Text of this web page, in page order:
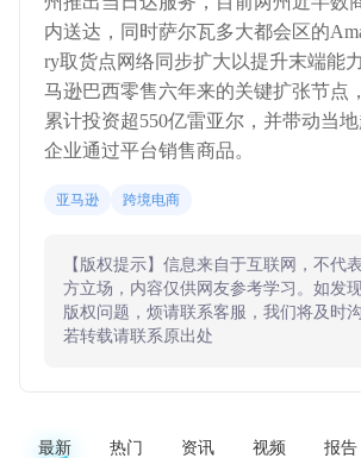
内送达，同时萨尔瓦多大都会区的
ry取货点网络同步扩大以提升末端能
马逊巴西零售六年来的关键扩张节点
累计投资超550亿雷亚尔，并带动当
企业通过平台销售商品。
亚马逊 跨境电商
【版权提示】信息来自于互联网，不代
方立场，内容仅供网友参考学习。如发
版权问题，烦请联系客服，我们将及时
若转载请联系原出处
最新 热门 资讯 视频 报告